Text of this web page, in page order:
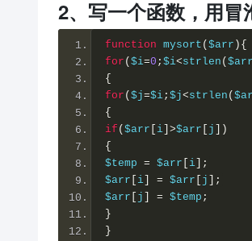
2、写一个函数，用
function mysort ($arr ) {
for ($i=0 ;$i<strlen ($arr
{
for ($j=$i;$j<strlen (
{
if ($arr i ]>$arr j
)
{
$temp
= $arr i
;
$arr
i = $arr j
;
$arr
j = $temp ;
}
}